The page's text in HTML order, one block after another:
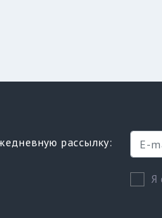
рассылку:
Я